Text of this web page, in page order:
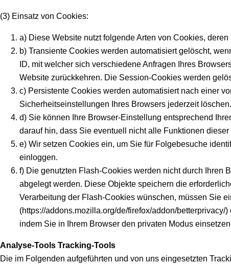
(3) Einsatz von Cookies:
a) Diese Website nutzt folgende Arten von Cookies,
b) Transiente Cookies werden automatisiert gelöscht,
ID, mit welcher sich verschiedene Anfragen Ihres
Website zurückkehren. Die Session-Cookies werden
c) Persistente Cookies werden automatisiert nach einer
Sicherheitseinstellungen Ihres Browsers jederzeit löschen.
d) Sie können Ihre Browser-Einstellung entsprechend
darauf hin, dass Sie eventuell nicht alle Funktionen
e) Wir setzen Cookies ein, um Sie für Folgebesuche
einloggen.
f) Die genutzten Flash-Cookies werden nicht durch Ihren
abgelegt werden. Diese Objekte speichern die
Verarbeitung der Flash-Cookies wünschen, müssen Sie
(https://addons.mozilla.org/de/firefox/addon/
indem Sie in Ihrem Browser den privaten Modus
Analyse-Tools Tracking-Tools
Die im Folgenden aufgeführten und von uns eingesetzten